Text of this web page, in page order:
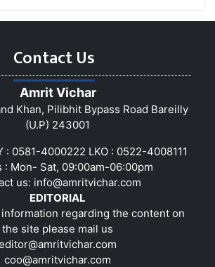
Contact Us
Amrit Vichar
Khan, Pilibhit Bypass Road Bareilly
(U.P) 243001
: 0581-4000222 LKO : 0522-4008111
: Mon- Sat, 09:00am-06:00pm
us: info@amritvichar.com
EDITORIAL
information regarding the content on
the site please mail us
coo@amritvichar.com